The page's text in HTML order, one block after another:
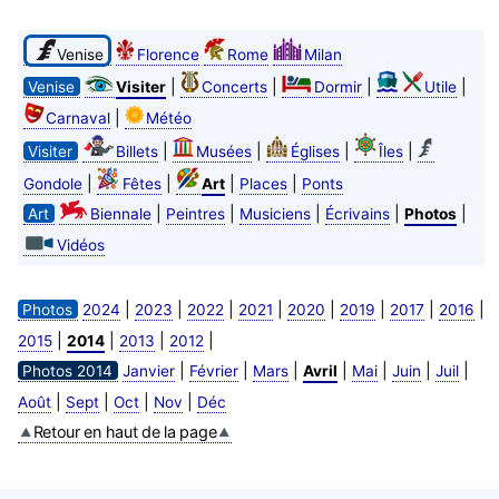
Venise Florence Rome
Milan
Venise
Visiter| Concerts| Dormir| Utile|
Carnaval|
Météo
Visiter
Billets| Musées| Églises| Îles|
Gondole| Fêtes| Art| Places|
Ponts
Art
Biennale| Peintres| Musiciens| Écrivains| Photos|
Vidéos
Photos 2024 2023 2022 2021 2020 2019 2017 2016
2015| 2014| 2013 2012
Photos 2014 Janvier| Février| Mars| Avril Mai| Juin Juil|
Août| Sept| Oct| Nov Déc
Retour en haut de la page